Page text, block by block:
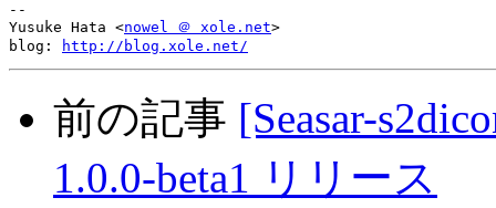
--
Yusuke Hata <nowel ＠ xole.net>
blog:
http://blog.xole.net/
前の記事 [Seasar-
1.0.0-beta1 リリース